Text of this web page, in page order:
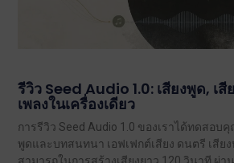
รีวิว Seed Audio 1.0: เสียงพูด, เสี
เพลงในเครื่องเดียว
การรีวิว Seed Audio 1.0 ของเราได้ทดสอบ
พูดและบทสนทนา เอฟเฟกต์เสียง ดนตรี เสีย
สามารถในการสร้างเสียงยาว 120 วินาที ผ่า